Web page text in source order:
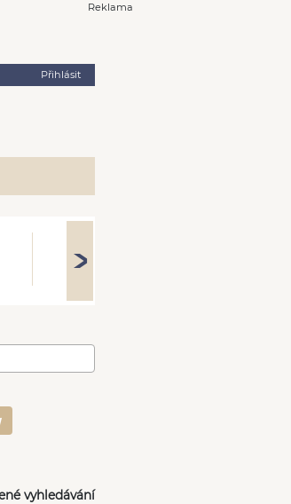
Reklama
Přihlásit
vyhledávání